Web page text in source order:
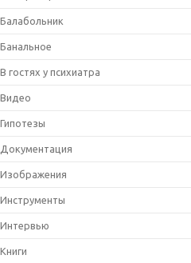
Балабольник
Банальное
В гостях у психиатра
Видео
Гипотезы
Документация
Изображения
Инструменты
Интервью
Книги